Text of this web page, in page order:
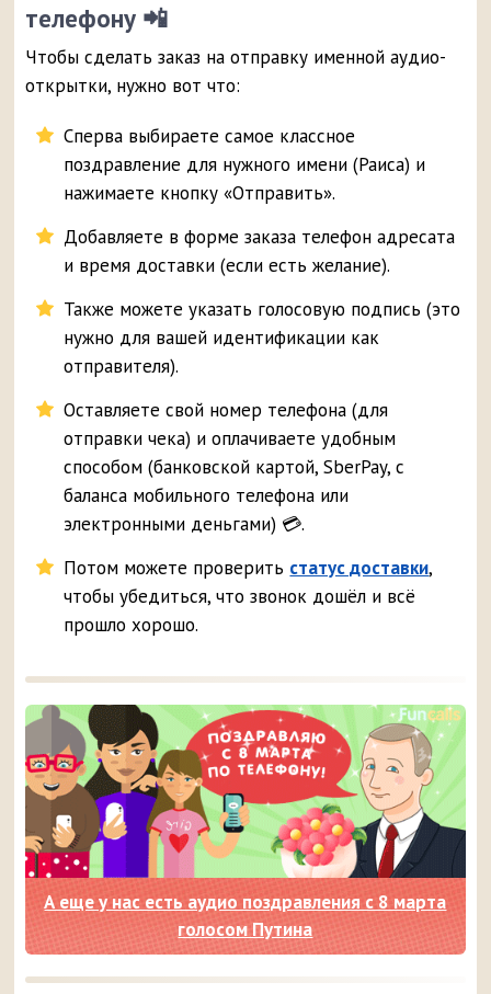
телефону 📲
Чтобы сделать заказ на отправку именной аудио-
открытки, нужно вот что:
Сперва выбираете самое классное
поздравление для нужного имени (Раиса) и
нажимаете кнопку «Отправить».
Добавляете в форме заказа телефон адресата
и время доставки (если есть желание).
Также можете указать голосовую подпись (это
нужно для вашей идентификации как
отправителя).
Оставляете свой номер телефона (для
отправки чека) и оплачиваете удобным
способом (банковской картой, SberPay, с
баланса мобильного телефона или
электронными деньгами) 💳.
Потом можете проверить статус доставки,
чтобы убедиться, что звонок дошёл и всё
прошло хорошо.
А еще у нас есть аудио поздравления с 8 марта
голосом Путина